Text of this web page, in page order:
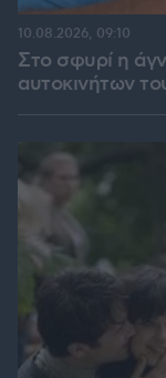
Στο σφυρί η
αυτοκινήτων
10.08.2026, 09:10